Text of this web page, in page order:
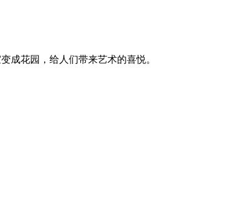
成花园，给人们带来艺术的喜悦。